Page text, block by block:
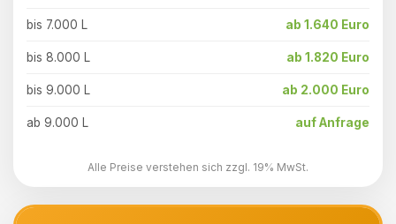
bis 7.000 L ab 1.640 Euro
bis 8.000 L ab 1.820 Euro
bis 9.000 L ab 2.000 Euro
ab 9.000 L auf Anfrage
Alle Preise verstehen sich zzgl. 19% MwSt.